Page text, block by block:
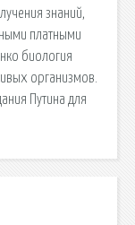
знаний,
платными
биология
организмов.
Путина для